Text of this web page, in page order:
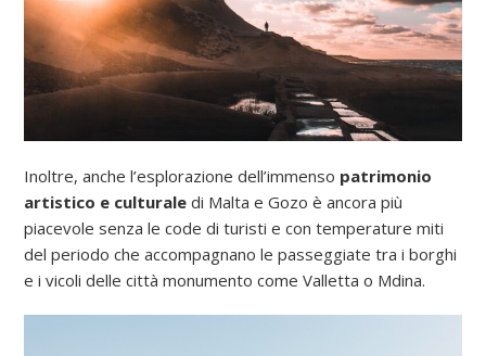
Inoltre, anche l’esplorazione dell’immenso patrimonio
artistico e culturale di Malta e Gozo è ancora più
piacevole senza le code di turisti e con temperature miti
del periodo che accompagnano le passeggiate tra i borghi
e i vicoli delle città monumento come Valletta o Mdina.